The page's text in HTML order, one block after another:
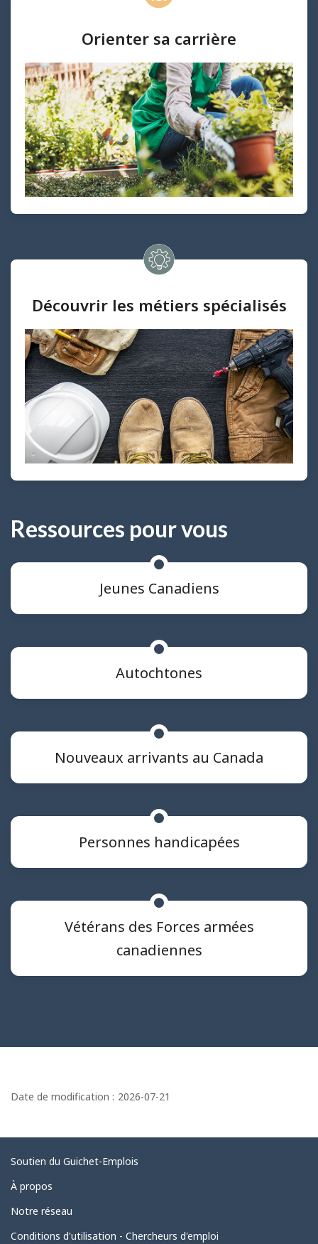
Orienter sa carrière
Découvrir les métiers spécialisés
Ressources pour vous
Jeunes Canadiens
Autochtones
Nouveaux arrivants au Canada
Personnes handicapées
Vétérans des Forces armées
canadiennes
é
a
i
l
d
e
Date de modification : 2026-07-21
Liens
connexes
Soutien du Guichet-Emplois
À propos
Notre réseau
Conditions d'utilisation - Chercheurs d'emploi